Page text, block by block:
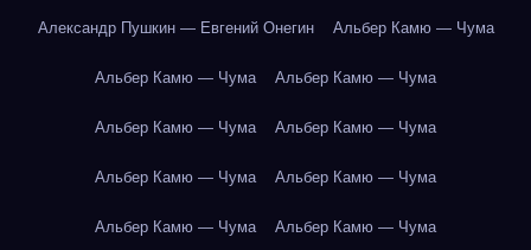
Александр Пушкин — Евгений Онегин Альбер Камю — Чума
Альбер Камю — Чума Альбер Камю — Чума
Альбер Камю — Чума Альбер Камю — Чума
Альбер Камю — Чума Альбер Камю — Чума
Альбер Камю — Чума Альбер Камю — Чума